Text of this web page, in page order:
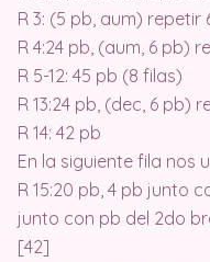
R 3: (5 pb, aum) repetir
R 4:24 pb, (aum, 6 pb)
R 5-12: 45 pb (8 filas)
R 13:24 pb, (dec, 6 pb)
R 14: 42 pb
En la siguiente fila nos
R 15:20 pb, 4 pb junto
junto con pb del 2do
[42]